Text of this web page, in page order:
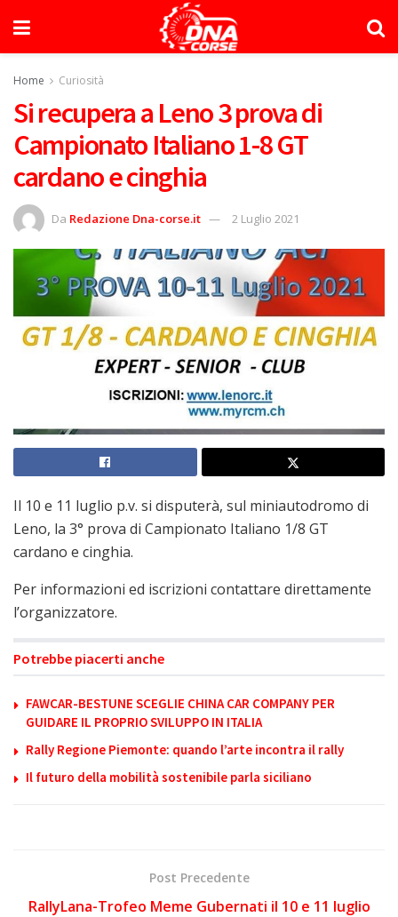
Home Curiosità
Si recupera a Leno 3 prova di
Campionato Italiano 1-8 GT
cardano e cinghia
Da Redazione Dna-corse.it 2 Luglio 2021
Il 10 e 11 luglio p.v. si disputerà, sul miniautodromo di
Leno, la 3° prova di Campionato Italiano 1/8 GT
cardano e cinghia.
Per informazioni ed iscrizioni contattare direttamente
l’organizzatore.
Potrebbe piacerti anche
FAWCAR-BESTUNE SCEGLIE CHINA CAR COMPANY PER
GUIDARE IL PROPRIO SVILUPPO IN ITALIA
Rally Regione Piemonte: quando l’arte incontra il rally
Il futuro della mobilità sostenibile parla siciliano
Post Precedente
RallyLana-Trofeo Meme Gubernati il 10 e 11 luglio